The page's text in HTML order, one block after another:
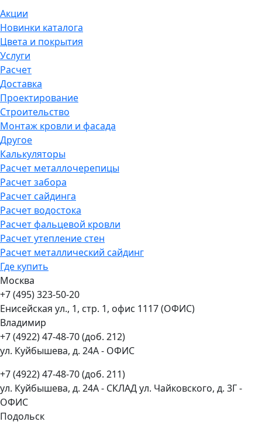
Акции
Новинки каталога
Цвета и покрытия
Услуги
Расчет
Доставка
Проектирование
Строительство
Монтаж кровли и фасада
Другое
Калькуляторы
Расчет металлочерепицы
Расчет забора
Расчет сайдинга
Расчет водостока
Расчет фальцевой кровли
Расчет утепление стен
Расчет металлический сайдинг
Где купить
Москва
+7 (495) 323-50-20
Енисейская ул., 1, стр. 1, офис 1117 (ОФИС)
Владимир
+7 (4922) 47-48-70 (доб. 212)
ул. Куйбышева, д. 24А - ОФИС
+7 (4922) 47-48-70 (доб. 211)
ул. Куйбышева, д. 24А - СКЛАД ул. Чайковского, д. 3Г -
ОФИС
Подольск